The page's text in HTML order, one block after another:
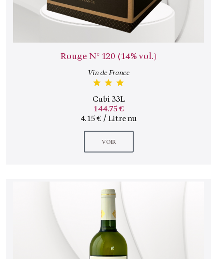
Rouge N° 120 (14% vol.)
Vin de France
Cubi 33L
144.75 €
4.15 € / Litre nu
VOIR